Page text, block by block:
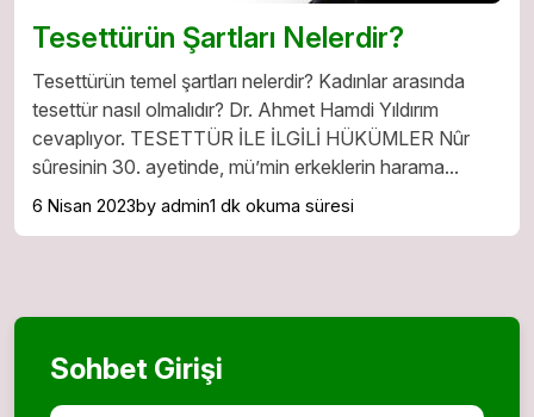
Tesettürün Şartları Nelerdir?
Tesettürün temel şartları nelerdir? Kadınlar arasında
tesettür nasıl olmalıdır? Dr. Ahmet Hamdi Yıldırım
cevaplıyor. TESETTÜR İLE İLGİLİ HÜKÜMLER Nûr
sûresinin 30. ayetinde, mü’min erkeklerin harama...
6 Nisan 2023by admin1 dk okuma süresi
Sohbet Girişi